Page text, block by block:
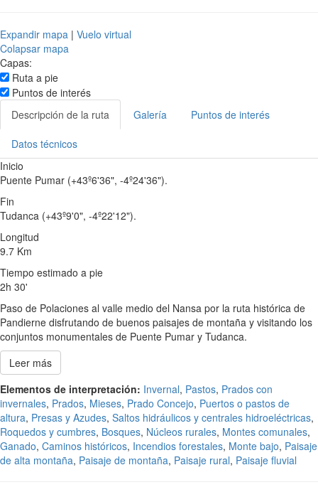
Expandir mapa | Vuelo virtual
Colapsar mapa
Capas:
Ruta a pie
Puntos de interés
Descripción de la ruta
Galería Puntos de interés
Datos técnicos
Inicio
Puente Pumar (+43º6'36", -4º24'36").
Fin
Tudanca (+43º9'0", -4º22'12").
Longitud
9.7 Km
Tiempo estimado a pie
2h 30'
Paso de Polaciones al valle medio del Nansa por la ruta histórica de
Pandierne disfrutando de buenos paisajes de montaña y visitando los
conjuntos monumentales de Puente Pumar y Tudanca.
Leer más
Elementos de interpretación: Invernal, Pastos, Prados con
invernales, Prados, Mieses, Prado Concejo, Puertos o pastos de
altura, Presas y Azudes, Saltos hidráulicos y centrales hidroeléctricas,
Roquedos y cumbres, Bosques, Núcleos rurales, Montes comunales,
Ganado, Caminos históricos, Incendios forestales, Monte bajo, Paisaje
de alta montaña, Paisaje de montaña, Paisaje rural, Paisaje fluvial